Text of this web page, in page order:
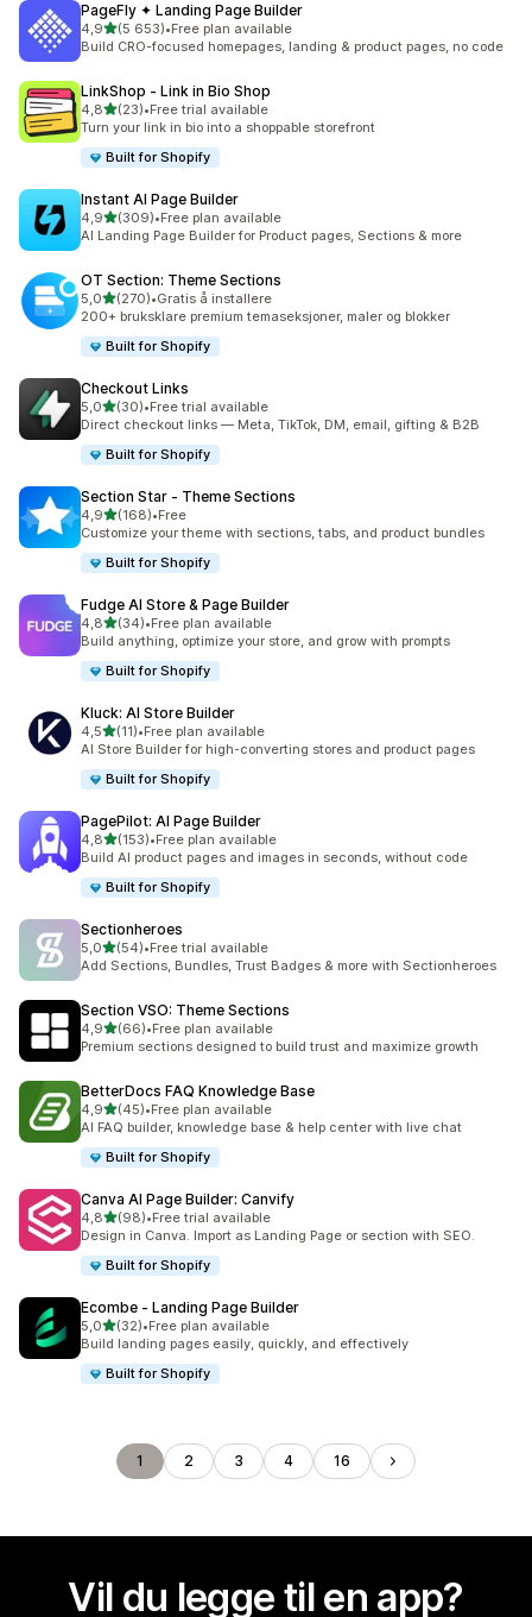
PageFly ✦ Landing Page Builder
4,9av 5 stjerner
(5 653)
Totalt 5653 omtaler
•Free plan available
Build CRO-focused homepages, landing & product pages, no code
LinkShop ‑ Link in Bio Shop
4,8av 5 stjerner
(23)
Totalt 23 omtaler
•Free trial available
Turn your link in bio into a shoppable storefront
Built for Shopify
Instant AI Page Builder
4,9av 5 stjerner
(309)
Totalt 309 omtaler
•Free plan available
AI Landing Page Builder for Product pages, Sections & more
OT Section: Theme Sections
5,0av 5 stjerner
(270)
Totalt 270 omtaler
•Gratis å installere
200+ bruksklare premium temaseksjoner, maler og blokker
Built for Shopify
Checkout Links
5,0av 5 stjerner
(30)
Totalt 30 omtaler
•Free trial available
Direct checkout links — Meta, TikTok, DM, email, gifting & B2B
Built for Shopify
Section Star ‑ Theme Sections
4,9av 5 stjerner
(168)
Totalt 168 omtaler
•Free
Customize your theme with sections, tabs, and product bundles
Built for Shopify
Fudge AI Store & Page Builder
4,8av 5 stjerner
(34)
Totalt 34 omtaler
•Free plan available
Build anything, optimize your store, and grow with prompts
Built for Shopify
Kluck: AI Store Builder
4,5av 5 stjerner
(11)
Totalt 11 omtaler
•Free plan available
AI Store Builder for high-converting stores and product pages
Built for Shopify
PagePilot: AI Page Builder
4,8av 5 stjerner
(153)
Totalt 153 omtaler
•Free plan available
Build AI product pages and images in seconds, without code
Built for Shopify
Sectionheroes
5,0av 5 stjerner
(54)
Totalt 54 omtaler
•Free trial available
Add Sections, Bundles, Trust Badges & more with Sectionheroes
Section VSO: Theme Sections
4,9av 5 stjerner
(66)
Totalt 66 omtaler
•Free plan available
Premium sections designed to build trust and maximize growth
BetterDocs FAQ Knowledge Base
4,9av 5 stjerner
(45)
Totalt 45 omtaler
•Free plan available
AI FAQ builder, knowledge base & help center with live chat
Built for Shopify
Canva AI Page Builder: Canvify
4,8av 5 stjerner
(98)
Totalt 98 omtaler
•Free trial available
Design in Canva. Import as Landing Page or section with SEO.
Built for Shopify
Ecombe ‑ Landing Page Builder
5,0av 5 stjerner
(32)
Totalt 32 omtaler
•Free plan available
Build landing pages easily, quickly, and effectively
Built for Shopify
1 2 3 4 16
Vil du legge til en app?